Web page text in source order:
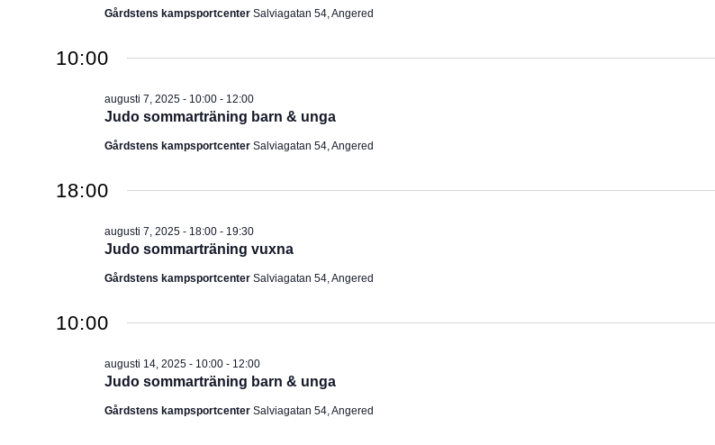
Gårdstens kampsportcenter Salviagatan 54, Angered
10:00
Judo sommarträning barn & unga
augusti 7, 2025 - 10:00- 12:00
Gårdstens kampsportcenter Salviagatan 54, Angered
18:00
Judo sommarträning vuxna
augusti 7, 2025 - 18:00- 19:30
Gårdstens kampsportcenter Salviagatan 54, Angered
10:00
Judo sommarträning barn & unga
augusti 14, 2025 - 10:00- 12:00
Gårdstens kampsportcenter Salviagatan 54, Angered